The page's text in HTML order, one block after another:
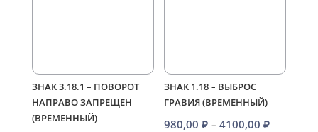
ЗНАК 3.18.1 – ПОВОРОТ
НАПРАВО ЗАПРЕЩЕН
(ВРЕМЕННЫЙ)
ЗНАК 1.18 – ВЫБРОС
ГРАВИЯ (ВРЕМЕННЫЙ)
980,00₽ – 4100,00₽